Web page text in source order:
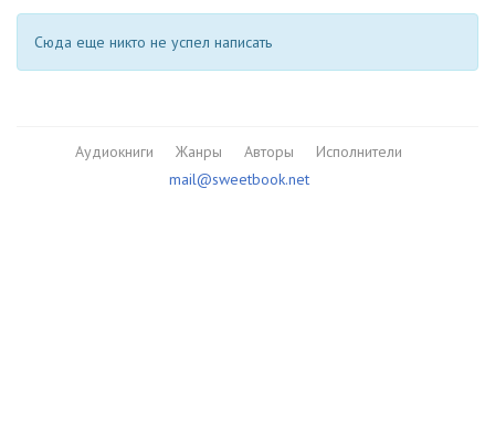
Сюда еще никто не успел написать
Аудиокниги Жанры Авторы
Исполнители
mail@sweetbook.net